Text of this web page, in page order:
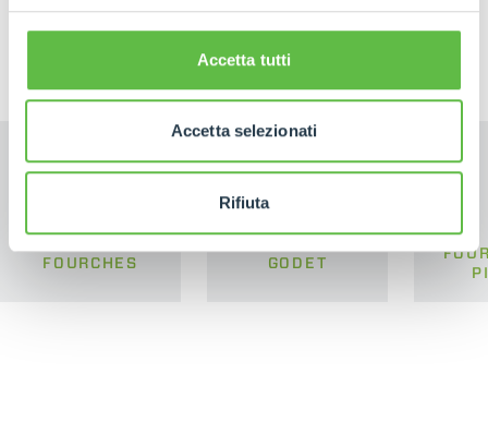
Accetta tutti
Accetta selezionati
Rifiuta
PRODUITS APPARENTÉS
Équipements
FOURCHES GODET